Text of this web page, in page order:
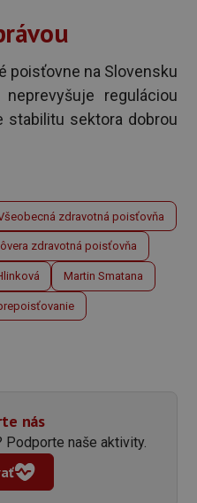
poisťovne na Slovensku
reguláciou
stabilitu sektora dobrou
zdravotná poisťovňa
zdravotná poisťovňa
Martin Smatana
nás
Podporte naše aktivity.